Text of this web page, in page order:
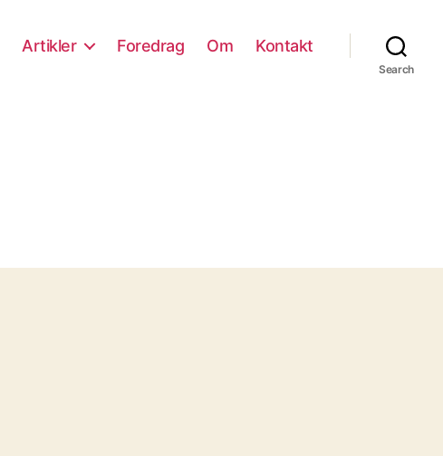
Artikler Foredrag Om Kontakt
Search